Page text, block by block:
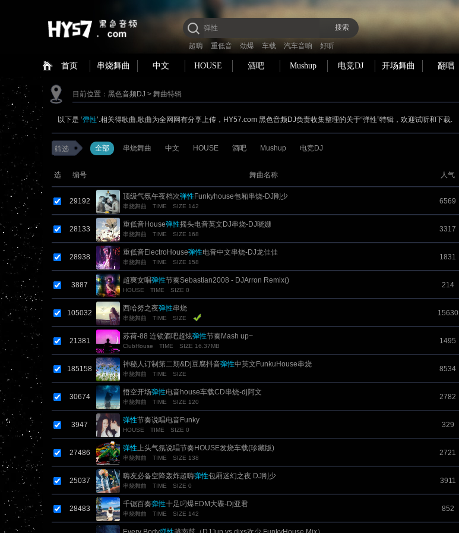
搜索
超嗨 重低音 劲爆 车载 汽车音响 好听
首页 串烧舞曲 中文 HOUSE 酒吧 Mushup 电竞DJ 开场舞曲 翻唱
目前位置： 黑色音频DJ > 舞曲特辑
以下是 ‘弹性’.相关得歌曲,歌曲为全网网有分享上传，HY57.com 黑色音频DJ负责收集整理的关于“弹性”特辑，欢迎试听和下载.
筛选 全部 串烧舞曲 中文 HOUSE 酒吧 Mushup 电竞DJ
选 编号 舞曲名称 人气
29192
顶级气氛午夜档次弹性Funkyhouse包厢串烧-DJ刚少
串烧舞曲 TIME SIZE 142
6569
28133
重低音House弹性摇头电音英文DJ串烧-DJ晓姗
串烧舞曲 TIME SIZE 168
3317
28938
重低音ElectroHouse弹性电音中文串烧-DJ龙佳佳
串烧舞曲 TIME SIZE 158
1831
3887
超爽女唱弹性节奏Sebastian2008 - DJArron Remix()
HOUSE TIME SIZE 0
214
105032
西哈努之夜弹性串烧
串烧舞曲 TIME SIZE
15630
21381
苏荷-88 连锁酒吧超炫弹性节奏Mash up~
ClubHouse TIME SIZE 16.37MB
1495
185158
神秘人订制第二期&Dj豆腐抖音弹性中英文FunkuHouse串烧
串烧舞曲 TIME SIZE
8534
30674
悟空开场弹性电音house车载CD串烧-dj阿文
串烧舞曲 TIME SIZE 120
2782
3947
弹性节奏说唱电音Funky
HOUSE TIME SIZE 0
329
27486
弹性上头气氛说唱节奏HOUSE发烧车载(珍藏版)
串烧舞曲 TIME SIZE 138
2721
25037
嗨友必备空降轰炸超嗨弹性包厢迷幻之夜 DJ刚少
串烧舞曲 TIME SIZE 0
3911
28483
千锯百奏弹性十足叼爆EDM大碟-Dj亚君
串烧舞曲 TIME SIZE 142
852